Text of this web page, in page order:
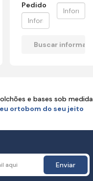
Pedido
e bases sob medida
ortobom do seu jeito
Enviar